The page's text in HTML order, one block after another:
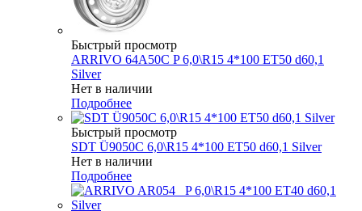
Быстрый просмотр
ARRIVO 64A50C P 6,0\R15 4*100 ET50 d60,1
Silver
Нет в наличии
Подробнее
Быстрый просмотр
SDT Ü9050C 6,0\R15 4*100 ET50 d60,1 Silver
Нет в наличии
Подробнее